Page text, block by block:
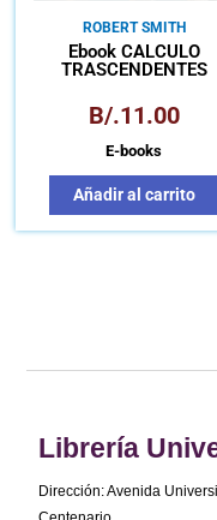
ROBERT SMITH
Ebook CÁLCULO
TRASCENDENTES
CONNECT
B/.11.00
E-books
Añadir al carrito
Librería
Dirección: Avenida